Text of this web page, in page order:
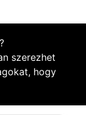
?
szerezhet
hogy